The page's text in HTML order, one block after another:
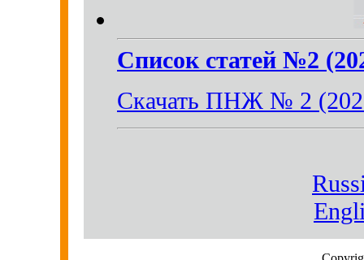
Список статей №2
Скачать ПНЖ № 2